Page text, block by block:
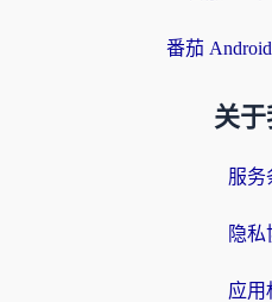
番茄
关于
服务
隐私
应用